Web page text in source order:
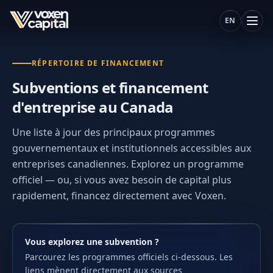
EN
RÉPERTOIRE DE FINANCEMENT
Subventions et financement
d'entreprise au Canada
Une liste à jour des principaux programmes
gouvernementaux et institutionnels accessibles aux
entreprises canadiennes. Explorez un programme
officiel — ou, si vous avez besoin de capital plus
rapidement, financez directement avec Voxen.
Vous explorez une subvention ?
Parcourez les programmes officiels ci-dessous. Les
liens mènent directement aux sources